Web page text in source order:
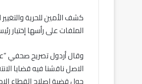
كشف الأمين للحرية
الملفات على رأسها إختيار
وقال أردول تصريح صحفي
الاصل ناقشنا فيه قضايا